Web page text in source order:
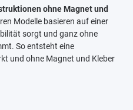
ohne Magnet und
Modelle basieren auf einer
sorgt und ganz ohne
So entsteht eine
und ohne Magnet und Kleber